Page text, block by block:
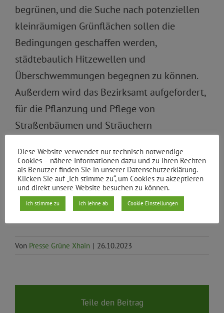
begrünen, und die Suche nach potenziellen
kleinräumigen Grünflächen sollen die
Bedingungen geschaffen werden,
städtebaulich Hitzewellen und
Überschwemmungen begegnen zu können.
Außerdem wird das Bezirksamt aufgefordert,
für die Pflanzung und Pflege von
Straßenbäumen und Sträuchern
beantragen, da die Gelder im Bezirkshaushalt
dafür bei weitem nicht ausreichen.
Zu den Anträgen:DS/0881/VI,DS/0883/VI
Von Presse Grüne Xhain | 26.10.2023
Teile den Beitrag
Diese Website verwendet nur technisch notwendige
Cookies – nähere Informationen dazu und zu Ihren Rechten
als Benutzer finden Sie in unserer Datenschutzerklärung.
Klicken Sie auf „Ich stimme zu“, um Cookies zu akzeptieren
und direkt unsere Website besuchen zu können.
Ich stimme zu Ich lehne ab Cookie Einstellungen